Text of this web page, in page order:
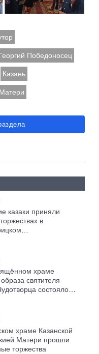
Победоносец
Казань
казаки приняли
в
храме
святителя
состоялось
храме Казанской
Матери прошли
торжества